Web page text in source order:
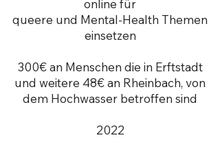
online für
queere und Mental-Health Themen
einsetzen
300€ an Menschen die in Erftstadt
und weitere 48€ an Rheinbach, von
dem Hochwasser betroffen sind
2022